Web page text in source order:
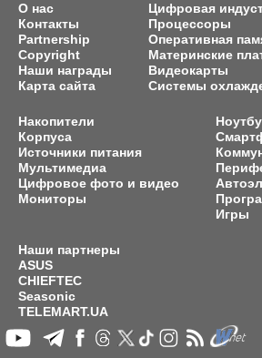
О нас
Контакты
Partnership
Copyright
Наши награды
Карта сайта
Цифровая
Процессоры
Оперативная
Материнские
Видеокарты
Системы
Накопители
Корпуса
Источники питания
Мультимедиа
Цифровое фото и видео
Мониторы
Игры
Наши партнеры
ASUS
CHIEFTEC
Seasonic
TELEMART.UA